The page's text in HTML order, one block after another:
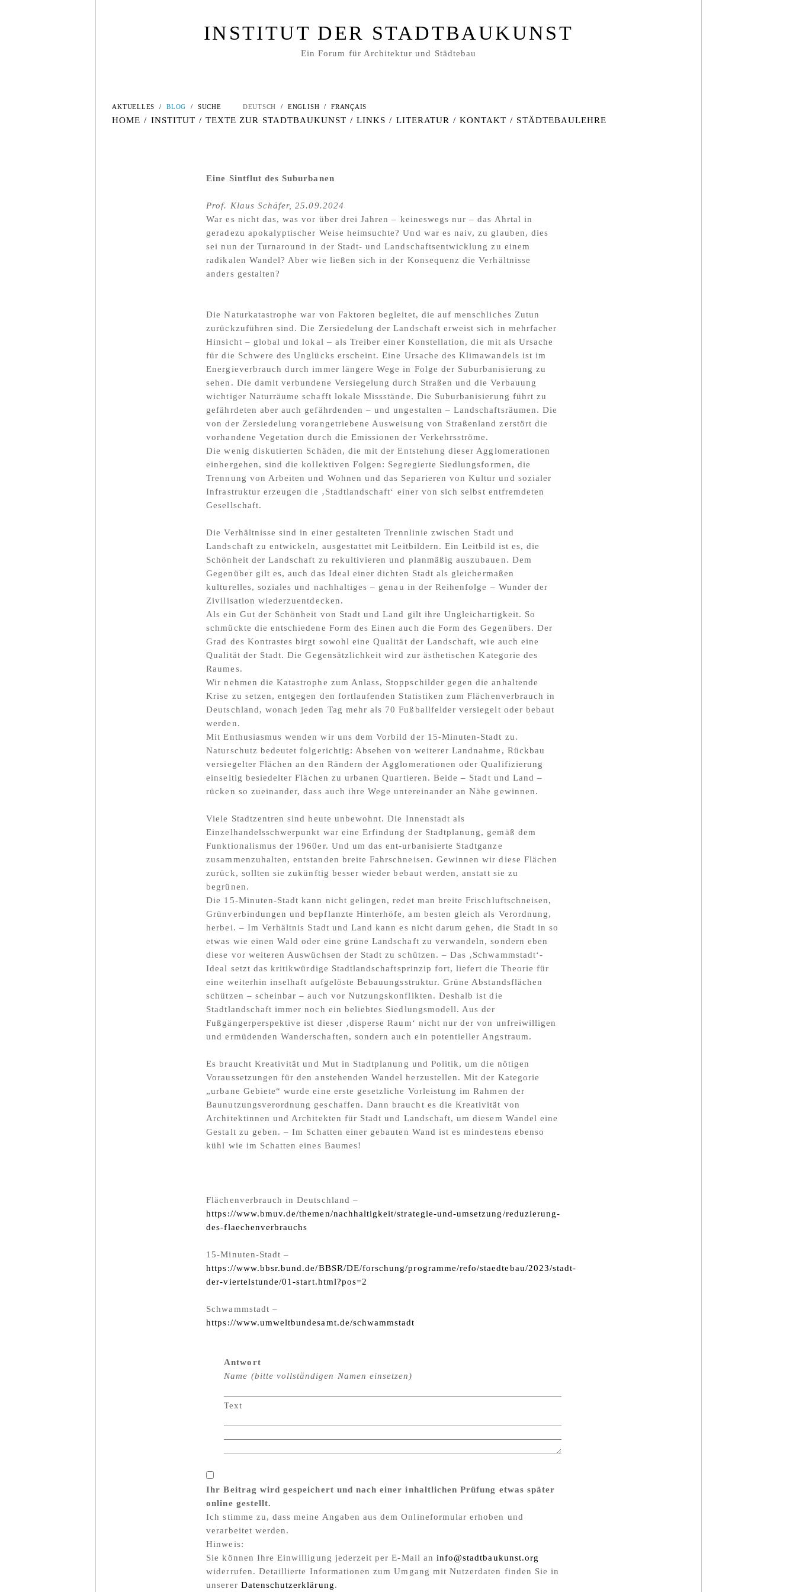
INSTITUT DER STADTBAUKUNST
Ein Forum für Architektur und Städtebau
AKTUELLES / BLOG / SUCHE DEUTSCH / ENGLISH / FRANÇAIS
HOME / INSTITUT / TEXTE ZUR STADTBAUKUNST / LINKS / LITERATUR / KONTAKT / STÄDTEBAULEHRE
Eine Sintflut des Suburbanen
Prof. Klaus Schäfer, 25.09.2024
War es nicht das, was vor über drei Jahren – keineswegs nur – das Ahrtal in
geradezu apokalyptischer Weise heimsuchte? Und war es naiv, zu glauben, dies
sei nun der Turnaround in der Stadt- und Landschaftsentwicklung zu einem
radikalen Wandel? Aber wie ließen sich in der Konsequenz die Verhältnisse
anders gestalten?
Die Naturkatastrophe war von Faktoren begleitet, die auf menschliches Zutun
zurückzuführen sind. Die Zersiedelung der Landschaft erweist sich in mehrfacher
Hinsicht – global und lokal – als Treiber einer Konstellation, die mit als Ursache
für die Schwere des Unglücks erscheint. Eine Ursache des Klimawandels ist im
Energieverbrauch durch immer längere Wege in Folge der Suburbanisierung zu
sehen. Die damit verbundene Versiegelung durch Straßen und die Verbauung
wichtiger Naturräume schafft lokale Missstände. Die Suburbanisierung führt zu
gefährdeten aber auch gefährdenden – und ungestalten – Landschaftsräumen. Die
von der Zersiedelung vorangetriebene Ausweisung von Straßenland zerstört die
vorhandene Vegetation durch die Emissionen der Verkehrsströme.
Die wenig diskutierten Schäden, die mit der Entstehung dieser Agglomerationen
einhergehen, sind die kollektiven Folgen: Segregierte Siedlungsformen, die
Trennung von Arbeiten und Wohnen und das Separieren von Kultur und sozialer
Infrastruktur erzeugen die ‚Stadtlandschaft‘ einer von sich selbst entfremdeten
Gesellschaft.
Die Verhältnisse sind in einer gestalteten Trennlinie zwischen Stadt und
Landschaft zu entwickeln, ausgestattet mit Leitbildern. Ein Leitbild ist es, die
Schönheit der Landschaft zu rekultivieren und planmäßig auszubauen. Dem
Gegenüber gilt es, auch das Ideal einer dichten Stadt als gleichermaßen
kulturelles, soziales und nachhaltiges – genau in der Reihenfolge – Wunder der
Zivilisation wiederzuentdecken.
Als ein Gut der Schönheit von Stadt und Land gilt ihre Ungleichartigkeit. So
schmückte die entschiedene Form des Einen auch die Form des Gegenübers. Der
Grad des Kontrastes birgt sowohl eine Qualität der Landschaft, wie auch eine
Qualität der Stadt. Die Gegensätzlichkeit wird zur ästhetischen Kategorie des
Raumes.
Wir nehmen die Katastrophe zum Anlass, Stoppschilder gegen die anhaltende
Krise zu setzen, entgegen den fortlaufenden Statistiken zum Flächenverbrauch in
Deutschland, wonach jeden Tag mehr als 70 Fußballfelder versiegelt oder bebaut
werden.
Mit Enthusiasmus wenden wir uns dem Vorbild der 15-Minuten-Stadt zu.
Naturschutz bedeutet folgerichtig: Absehen von weiterer Landnahme, Rückbau
versiegelter Flächen an den Rändern der Agglomerationen oder Qualifizierung
einseitig besiedelter Flächen zu urbanen Quartieren. Beide – Stadt und Land –
rücken so zueinander, dass auch ihre Wege untereinander an Nähe gewinnen.
Viele Stadtzentren sind heute unbewohnt. Die Innenstadt als
Einzelhandelsschwerpunkt war eine Erfindung der Stadtplanung, gemäß dem
Funktionalismus der 1960er. Und um das ent-urbanisierte Stadtganze
zusammenzuhalten, entstanden breite Fahrschneisen. Gewinnen wir diese Flächen
zurück, sollten sie zukünftig besser wieder bebaut werden, anstatt sie zu
begrünen.
Die 15-Minuten-Stadt kann nicht gelingen, redet man breite Frischluftschneisen,
Grünverbindungen und bepflanzte Hinterhöfe, am besten gleich als Verordnung,
herbei. – Im Verhältnis Stadt und Land kann es nicht darum gehen, die Stadt in so
etwas wie einen Wald oder eine grüne Landschaft zu verwandeln, sondern eben
diese vor weiteren Auswüchsen der Stadt zu schützen. – Das ‚Schwammstadt‘-
Ideal setzt das kritikwürdige Stadtlandschaftsprinzip fort, liefert die Theorie für
eine weiterhin inselhaft aufgelöste Bebauungsstruktur. Grüne Abstandsflächen
schützen – scheinbar – auch vor Nutzungskonflikten. Deshalb ist die
Stadtlandschaft immer noch ein beliebtes Siedlungsmodell. Aus der
Fußgängerperspektive ist dieser ‚disperse Raum‘ nicht nur der von unfreiwilligen
und ermüdenden Wanderschaften, sondern auch ein potentieller Angstraum.
Es braucht Kreativität und Mut in Stadtplanung und Politik, um die nötigen
Voraussetzungen für den anstehenden Wandel herzustellen. Mit der Kategorie
„urbane Gebiete“ wurde eine erste gesetzliche Vorleistung im Rahmen der
Baunutzungsverordnung geschaffen. Dann braucht es die Kreativität von
Architektinnen und Architekten für Stadt und Landschaft, um diesem Wandel eine
Gestalt zu geben. – Im Schatten einer gebauten Wand ist es mindestens ebenso
kühl wie im Schatten eines Baumes!
Flächenverbrauch in Deutschland –
https://www.bmuv.de/themen/nachhaltigkeit/strategie-und-umsetzung/reduzierung-
des-flaechenverbrauchs
15-Minuten-Stadt –
https://www.bbsr.bund.de/BBSR/DE/forschung/programme/refo/staedtebau/2023/stadt-
der-viertelstunde/01-start.html?pos=2
Schwammstadt –
https://www.umweltbundesamt.de/schwammstadt
Antwort
Name (bitte vollständigen Namen einsetzen)
Text
Ihr Beitrag wird gespeichert und nach einer inhaltlichen Prüfung etwas später
online gestellt.
Ich stimme zu, dass meine Angaben aus dem Onlineformular erhoben und
verarbeitet werden.
Hinweis:
Sie können Ihre Einwilligung jederzeit per E-Mail an info@stadtbaukunst.org
widerrufen. Detaillierte Informationen zum Umgang mit Nutzerdaten finden Sie in
unserer Datenschutzerklärung.